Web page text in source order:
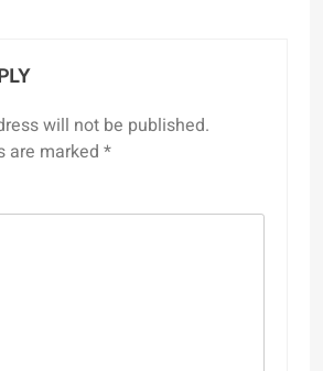
will not be published.
are marked *